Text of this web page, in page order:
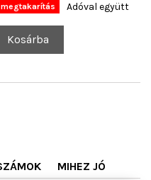
megtakarítás Adóval együtt
Kosárba
MIHEZ JÓ